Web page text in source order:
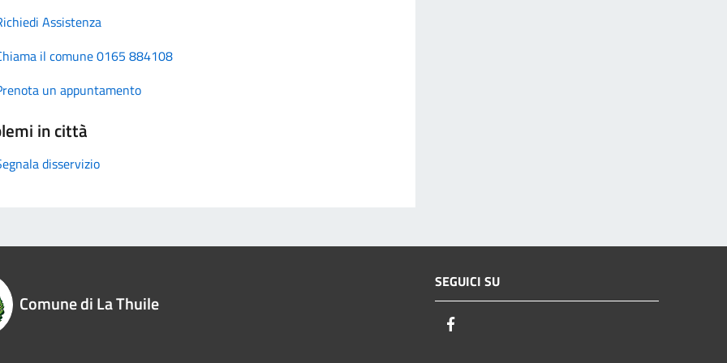
Assistenza
il comune 0165 884108
un appuntamento
in città
disservizio
Comune di La Thuile
SEGUICI SU